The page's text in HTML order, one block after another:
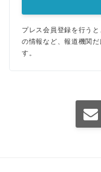
プレス会員登録を行う
の情報など、報道機関
す。